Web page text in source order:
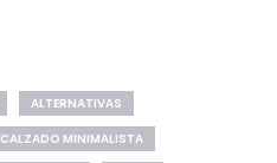
ALTERNATIVAS
CALZADO MINIMALISTA